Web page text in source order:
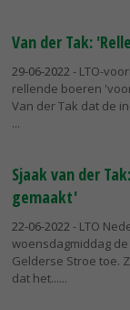
Van der Tak:
29-06-2022 - LTO-
rellende boeren
Van der Tak dat de
Sjaak van der
gemaakt'
22-06-2022 - LTO
woensdagmiddag
Gelderse Stroe toe.
dat het...